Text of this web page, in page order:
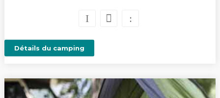
Détails du camping